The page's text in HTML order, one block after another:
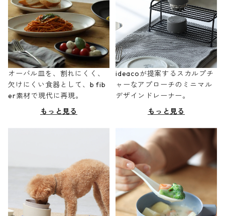
オーバル皿を、割れにくく、
欠けにくい食器として、b fib
er素材で現代に再現。
もっと見る
ideacoが提案するスカルプチ
ャーなアプローチのミニマル
デザインドレーナー。
もっと見る